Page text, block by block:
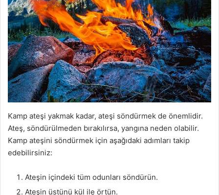
Kamp ateşi yakmak kadar, ateşi söndürmek de önemlidir.
Ateş, söndürülmeden bırakılırsa, yangına neden olabilir.
Kamp ateşini söndürmek için aşağıdaki adımları takip
edebilirsiniz:
Ateşin içindeki tüm odunları söndürün.
Ateşin üstünü kül ile örtün.